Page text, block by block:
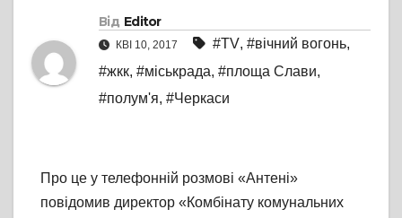
Від Editor
КВІ 10, 2017 #TV, #вічний вогонь,
#жкк, #міськрада, #площа Слави,
#полум'я, #Черкаси
Про це у телефонній розмові «Антені»
повідомив директор «Комбінату комунальних